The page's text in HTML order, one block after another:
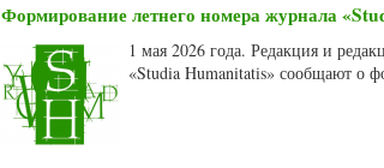
Формирование летнего номера журнала
1 мая 2026 года. Редакция и
«Studia Humanitatis» сообщают о